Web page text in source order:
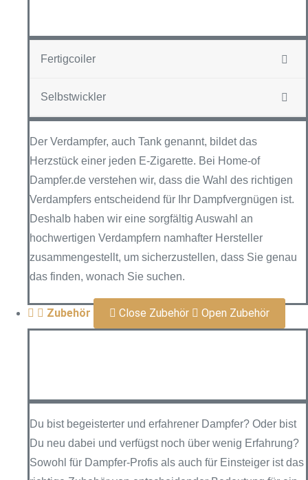
Fertigcoiler
Selbstwickler
Der Verdampfer, auch Tank genannt, bildet das
Herzstück einer jeden E-Zigarette. Bei Home-of
Dampfer.de verstehen wir, dass die Wahl des richtigen
Verdampfers entscheidend für Ihr Dampfvergnügen ist.
Deshalb haben wir eine sorgfältig Auswahl an
hochwertigen Verdampfern namhafter Hersteller
zusammengestellt, um sicherzustellen, dass Sie genau
das finden, wonach Sie suchen.
Zubehör Close Zubehör Open Zubehör
Du bist begeisterter und erfahrener Dampfer? Oder bist
Du neu dabei und verfügst noch über wenig Erfahrung?
Sowohl für Dampfer-Profis als auch für Einsteiger ist das